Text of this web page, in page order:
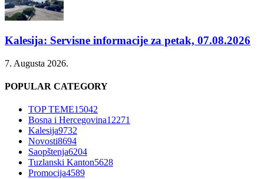
Kalesija: Servisne informacije za petak, 07.08.2026
7. Augusta 2026.
POPULAR CATEGORY
TOP TEME15042
Bosna i Hercegovina12271
Kalesija9732
Novosti8694
Saopštenja6204
Tuzlanski Kanton5628
Promocija4589